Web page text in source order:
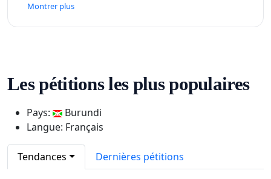
Montrer plus
Les pétitions les plus populaires
Pays:
Burundi
Langue: Français
Tendances Dernières pétitions